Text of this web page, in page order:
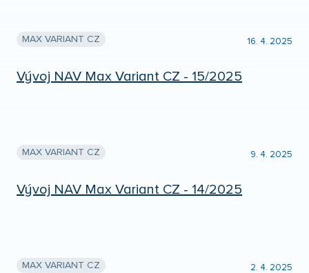
MAX VARIANT CZ 16. 4. 2025
Vývoj NAV Max Variant CZ - 15/2025
MAX VARIANT CZ 9. 4. 2025
Vývoj NAV Max Variant CZ - 14/2025
MAX VARIANT CZ 2. 4. 2025